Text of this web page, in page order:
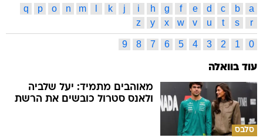
a
b
c
d
e
f
g
h
i
j
k
m
n
o
p
q
r
s
t
u
v
w
x
y
z
0
1
2
3
4
5
6
7
8
9
עוד בוואלה
סלבס
מאוהבים מתמיד: יעל שלביה
ולאנס סטרול כובשים את הרשת